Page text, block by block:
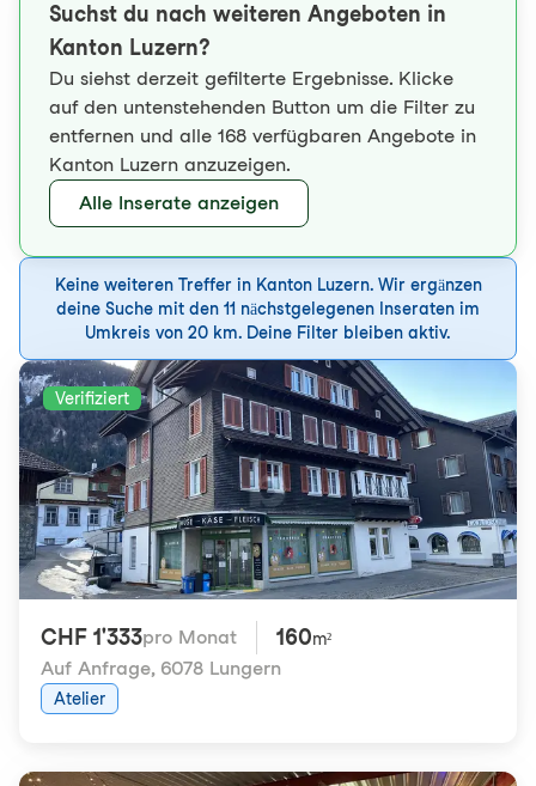
Suchst du nach weiteren Angeboten in
Kanton Luzern?
Du siehst derzeit gefilterte Ergebnisse. Klicke
auf den untenstehenden Button um die Filter zu
entfernen und alle 168 verfügbaren Angebote in
Kanton Luzern anzuzeigen.
Alle Inserate anzeigen
Keine weiteren Treffer in Kanton Luzern. Wir ergänzen
deine Suche mit den 11 nächstgelegenen Inseraten im
Umkreis von 20 km. Deine Filter bleiben aktiv.
Verifiziert
CHF 1'333pro Monat 160m²
Auf Anfrage, 6078 Lungern
Atelier